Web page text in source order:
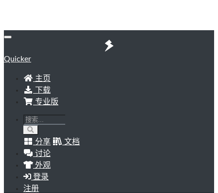
Quicker
主页
下载
专业版
分享
文档
讨论
外观
登录
注册